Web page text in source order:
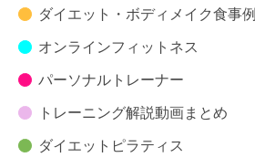
ダイエット・ボディメイク食事例
オンラインフィットネス
パーソナルトレーナー
トレーニング解説動画まとめ
ダイエットピラティス